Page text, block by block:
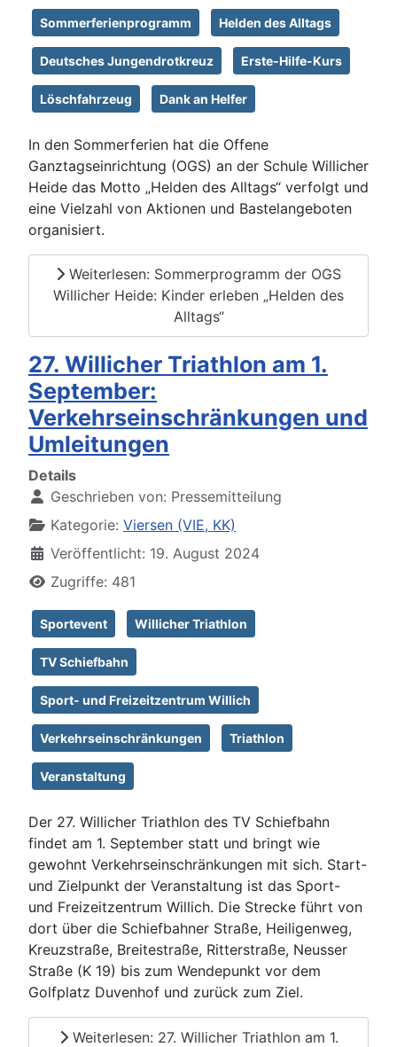
Sommerferienprogramm Helden des Alltags
Deutsches Jungendrotkreuz Erste-Hilfe-Kurs
Löschfahrzeug Dank an Helfer
In den Sommerferien hat die Offene
Ganztagseinrichtung (OGS) an der Schule Willicher
Heide das Motto „Helden des Alltags“ verfolgt und
eine Vielzahl von Aktionen und Bastelangeboten
organisiert.
Weiterlesen: Sommerprogramm der OGS
Willicher Heide: Kinder erleben „Helden des
Alltags“
27. Willicher Triathlon am 1.
September:
Verkehrseinschränkungen und
Umleitungen
Details
Geschrieben von: Pressemitteilung
Kategorie: Viersen (VIE, KK)
Veröffentlicht: 19. August 2024
Zugriffe: 481
Sportevent Willicher Triathlon
TV Schiefbahn
Sport- und Freizeitzentrum Willich
Verkehrseinschränkungen Triathlon
Veranstaltung
Der 27. Willicher Triathlon des TV Schiefbahn
findet am 1. September statt und bringt wie
gewohnt Verkehrseinschränkungen mit sich. Start-
und Zielpunkt der Veranstaltung ist das Sport-
und Freizeitzentrum Willich. Die Strecke führt von
dort über die Schiefbahner Straße, Heiligenweg,
Kreuzstraße, Breitestraße, Ritterstraße, Neusser
Straße (K 19) bis zum Wendepunkt vor dem
Golfplatz Duvenhof und zurück zum Ziel.
Weiterlesen: 27. Willicher Triathlon am 1.